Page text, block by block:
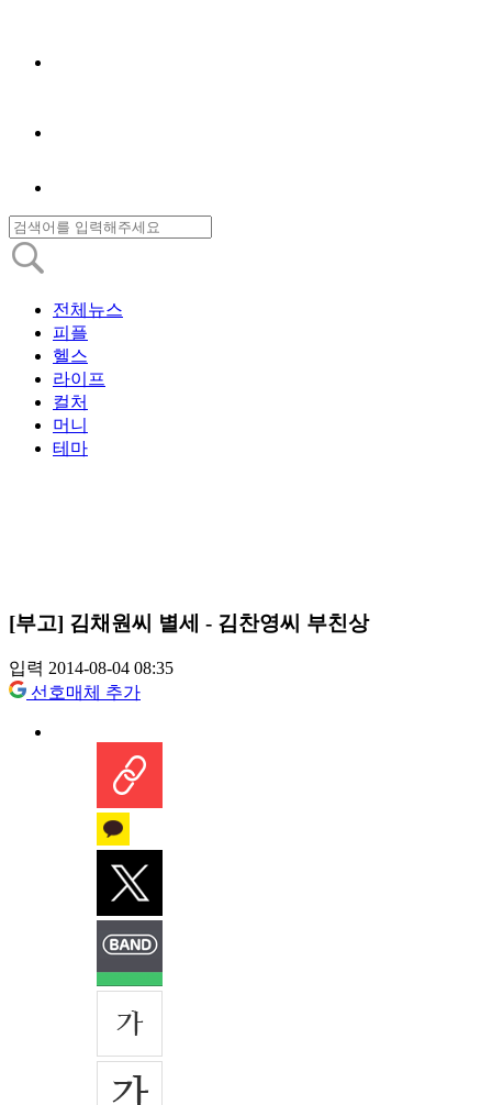
전체뉴스
피플
헬스
라이프
컬처
머니
테마
[부고] 김채원씨 별세 - 김찬영씨 부친상
입력 2014-08-04 08:35
선호매체 추가